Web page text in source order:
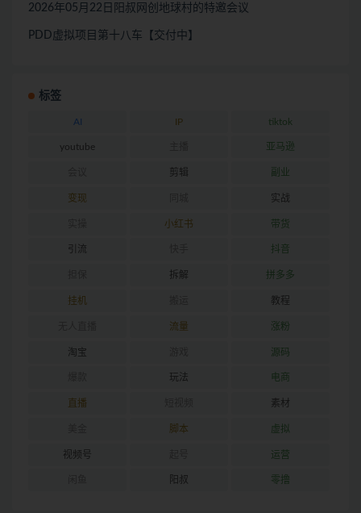
2026年05月22日阳叔网创地球村的特邀会议
PDD虚拟项目第十八车【交付中】
标签
AI IP tiktok
youtube 亚马逊
剪辑 副业
变现 实战
小红书 带货
引流 抖音
拆解 拼多多
挂机 教程
流量 涨粉
淘宝 源码
玩法 电商
直播 素材
脚本 虚拟
视频号 运营
阳叔 零撸